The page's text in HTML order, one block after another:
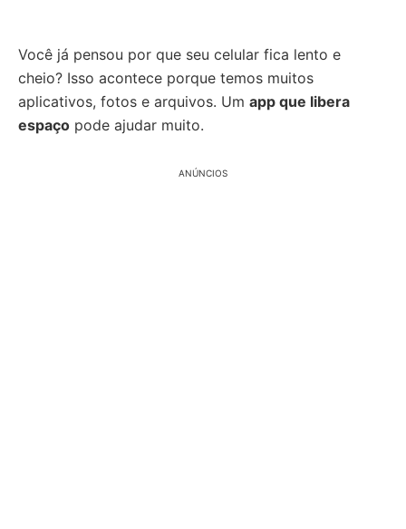
Você já pensou por que seu celular fica lento e
cheio? Isso acontece porque temos muitos
aplicativos, fotos e arquivos. Um app que libera
espaço pode ajudar muito.
ANÚNCIOS